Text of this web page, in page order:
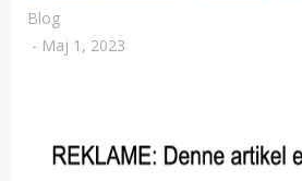
Blog
- Maj 1, 2023